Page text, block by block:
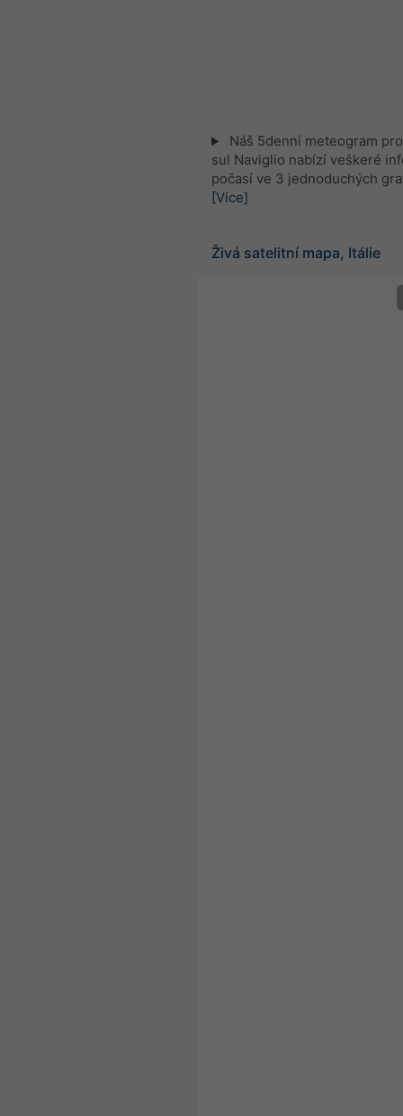
Náš 5denní meteogram
sul Naviglio nabízí veškeré
počasí ve 3 jednoduchých
[Více]
Živá satelitní mapa, Itálie